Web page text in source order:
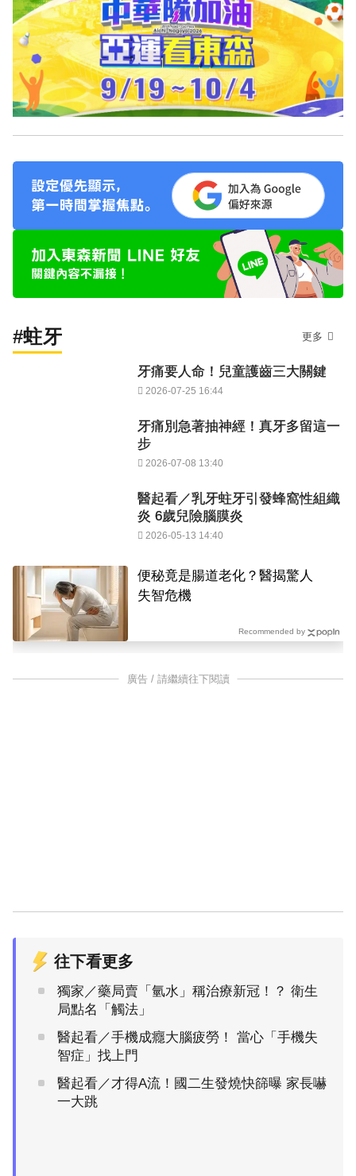
#蛀牙 更多
牙痛要人命！兒童護齒三大關鍵
2026-07-25 16:44
牙痛別急著抽神經！真牙多留這一
步
2026-07-08 13:40
醫起看／乳牙蛀牙引發蜂窩性組織
炎 6歲兒險腦膜炎
2026-05-13 14:40
便秘竟是腸道老化？醫揭驚人
失智危機
Recommended by
廣告 / 請繼續往下閱讀
往下看更多
獨家／藥局賣「氫水」稱治療新冠！？ 衛生
局點名「觸法」
醫起看／手機成癮大腦疲勞！ 當心「手機失
智症」找上門
醫起看／才得A流！國二生發燒快篩曝 家長嚇
一大跳